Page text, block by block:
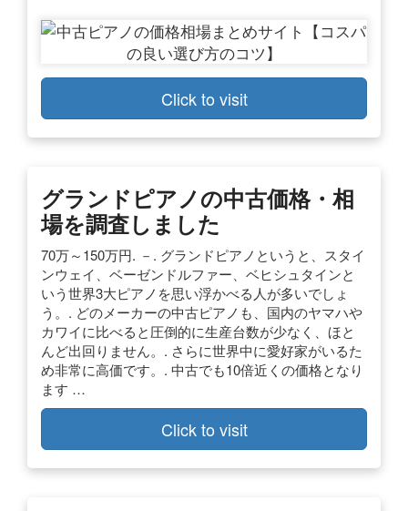
Click to visit
グランドピアノの中古価格・相
場を調査しました
70万～150万円. －. グランドピアノというと、スタイ
ンウェイ、ベーゼンドルファー、ベヒシュタインと
いう世界3大ピアノを思い浮かべる人が多いでしょ
う。. どのメーカーの中古ピアノも、国内のヤマハや
カワイに比べると圧倒的に生産台数が少なく、ほと
んど出回りません。. さらに世界中に愛好家がいるた
め非常に高価です。. 中古でも10倍近くの価格となり
ます …
Click to visit